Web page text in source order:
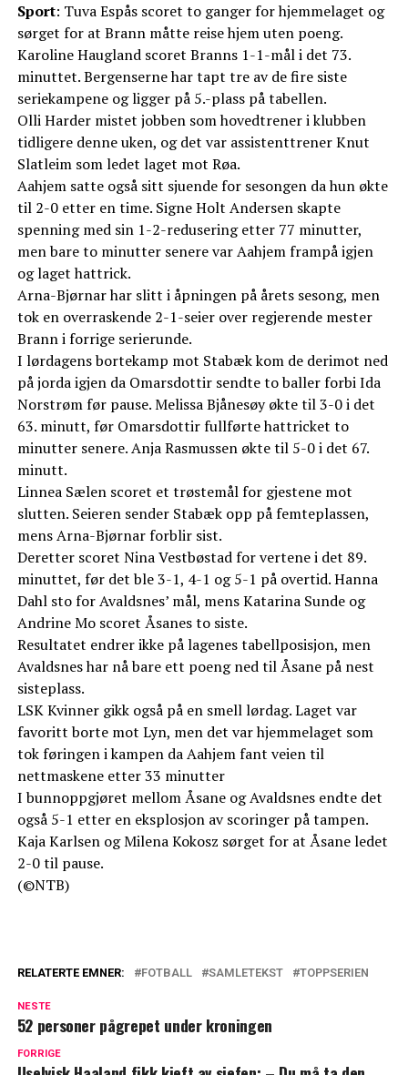
Sport: Tuva Espås scoret to ganger for hjemmelaget og
sørget for at Brann måtte reise hjem uten poeng.
Karoline Haugland scoret Branns 1-1-mål i det 73.
minuttet. Bergenserne har tapt tre av de fire siste
seriekampene og ligger på 5.-plass på tabellen.
Olli Harder mistet jobben som hovedtrener i klubben
tidligere denne uken, og det var assistenttrener Knut
Slatleim som ledet laget mot Røa.
Aahjem satte også sitt sjuende for sesongen da hun økte
til 2-0 etter en time. Signe Holt Andersen skapte
spenning med sin 1-2-redusering etter 77 minutter,
men bare to minutter senere var Aahjem frampå igjen
og laget hattrick.
Arna-Bjørnar har slitt i åpningen på årets sesong, men
tok en overraskende 2-1-seier over regjerende mester
Brann i forrige serierunde.
I lørdagens bortekamp mot Stabæk kom de derimot ned
på jorda igjen da Omarsdottir sendte to baller forbi Ida
Norstrøm før pause. Melissa Bjånesøy økte til 3-0 i det
63. minutt, før Omarsdottir fullførte hattricket to
minutter senere. Anja Rasmussen økte til 5-0 i det 67.
minutt.
Linnea Sælen scoret et trøstemål for gjestene mot
slutten. Seieren sender Stabæk opp på femteplassen,
mens Arna-Bjørnar forblir sist.
Deretter scoret Nina Vestbøstad for vertene i det 89.
minuttet, før det ble 3-1, 4-1 og 5-1 på overtid. Hanna
Dahl sto for Avaldsnes’ mål, mens Katarina Sunde og
Andrine Mo scoret Åsanes to siste.
Resultatet endrer ikke på lagenes tabellposisjon, men
Avaldsnes har nå bare ett poeng ned til Åsane på nest
sisteplass.
LSK Kvinner gikk også på en smell lørdag. Laget var
favoritt borte mot Lyn, men det var hjemmelaget som
tok føringen i kampen da Aahjem fant veien til
nettmaskene etter 33 minutter
I bunnoppgjøret mellom Åsane og Avaldsnes endte det
også 5-1 etter en eksplosjon av scoringer på tampen.
Kaja Karlsen og Milena Kokosz sørget for at Åsane ledet
2-0 til pause.
(©NTB)
RELATERTE EMNER: FOTBALL SAMLETEKST TOPPSERIEN
NESTE
52 personer pågrepet under kroningen
FORRIGE